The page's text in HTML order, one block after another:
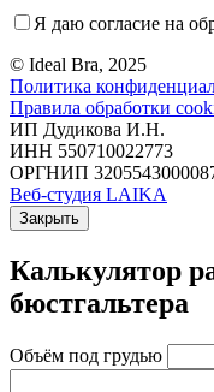
Я даю согласие на
© Ideal Bra, 2025
Политика
Правила обработки
ИП Дудикова И.Н.
ИНН 550710022773
ОРГНИП
Веб-студия LAIKA
Закрыть
Калькулятор
бюстгальтера
Объём под грудью